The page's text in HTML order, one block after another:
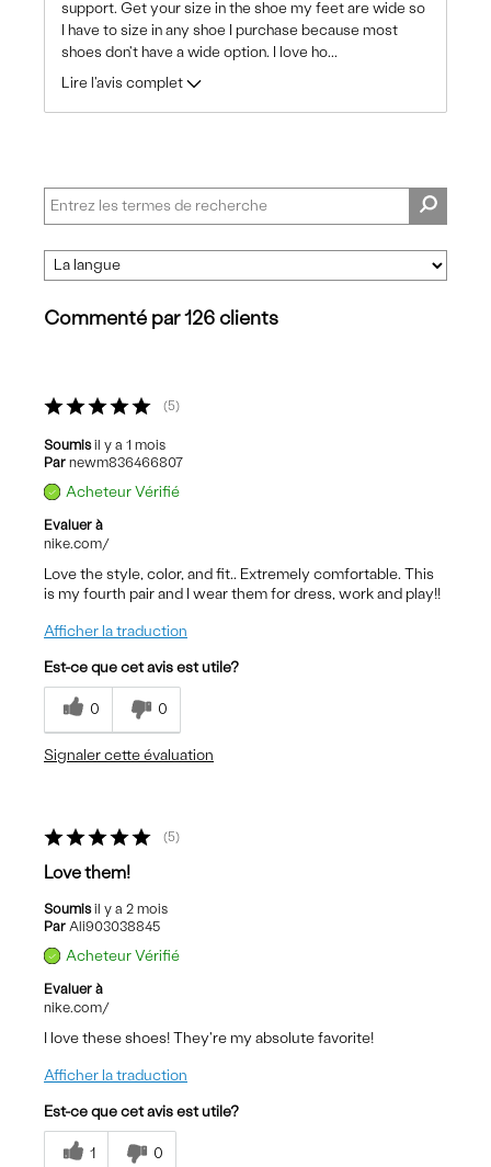
support. Get your size in the shoe my feet are wide so
I have to size in any shoe I purchase because most
shoes don't have a wide option. I love ho...
Lire l'avis complet
Commenté par 126 clients
5
Soumisil y a 1 mois
Par newm836466807
Acheteur Vérifié
Evaluer à
nike.com/
Love the style, color, and fit.. Extremely comfortable. This
is my fourth pair and I wear them for dress, work and play!!
Afficher la traduction
Est-ce que cet avis est utile?
0 0
Signaler cette évaluation
5
Love them!
Soumisil y a 2 mois
Par Ali903038845
Acheteur Vérifié
Evaluer à
nike.com/
I love these shoes! They're my absolute favorite!
Afficher la traduction
Est-ce que cet avis est utile?
1 0